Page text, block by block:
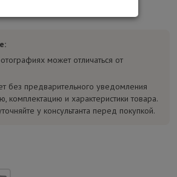
может отличаться от
может отличаться от
без предварительного уведомления
комплектацию и характеристики товара.
у консультанта перед покупкой.